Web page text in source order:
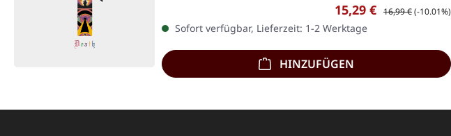
Verkaufspreis:
15,29 € Regulärer Preis:
16,99 €(-10.01%)
Sofort verfügbar, Lieferzeit: 1-2 Werktage
HINZUFÜGEN